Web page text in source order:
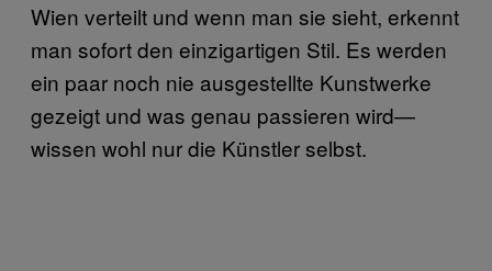
Wien verteilt und wenn man sie sieht, erkennt
man sofort den einzigartigen Stil. Es werden
ein paar noch nie ausgestellte Kunstwerke
gezeigt und was genau passieren wird—
wissen wohl nur die Künstler selbst.